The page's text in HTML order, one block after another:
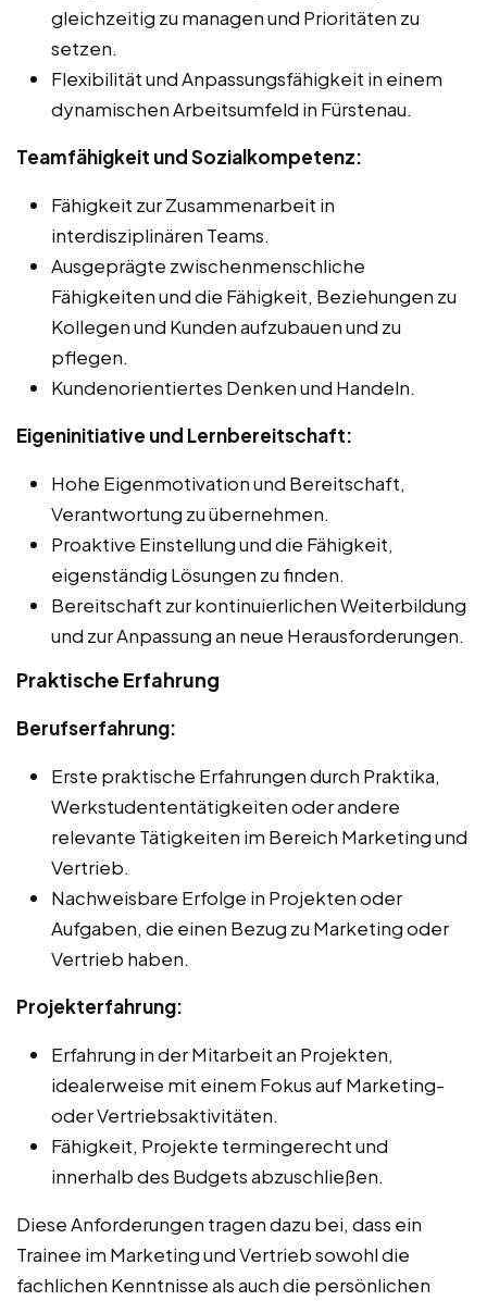
gleichzeitig zu managen und Prioritäten zu
setzen.
Flexibilität und Anpassungsfähigkeit in einem
dynamischen Arbeitsumfeld in Fürstenau.
Teamfähigkeit und Sozialkompetenz:
Fähigkeit zur Zusammenarbeit in
interdisziplinären Teams.
Ausgeprägte zwischenmenschliche
Fähigkeiten und die Fähigkeit, Beziehungen zu
Kollegen und Kunden aufzubauen und zu
pflegen.
Kundenorientiertes Denken und Handeln.
Eigeninitiative und Lernbereitschaft:
Hohe Eigenmotivation und Bereitschaft,
Verantwortung zu übernehmen.
Proaktive Einstellung und die Fähigkeit,
eigenständig Lösungen zu finden.
Bereitschaft zur kontinuierlichen Weiterbildung
und zur Anpassung an neue Herausforderungen.
Praktische Erfahrung
Berufserfahrung:
Erste praktische Erfahrungen durch Praktika,
Werkstudententätigkeiten oder andere
relevante Tätigkeiten im Bereich Marketing und
Vertrieb.
Nachweisbare Erfolge in Projekten oder
Aufgaben, die einen Bezug zu Marketing oder
Vertrieb haben.
Projekterfahrung:
Erfahrung in der Mitarbeit an Projekten,
idealerweise mit einem Fokus auf Marketing-
oder Vertriebsaktivitäten.
Fähigkeit, Projekte termingerecht und
innerhalb des Budgets abzuschließen.
Diese Anforderungen tragen dazu bei, dass ein
Trainee im Marketing und Vertrieb sowohl die
fachlichen Kenntnisse als auch die persönlichen